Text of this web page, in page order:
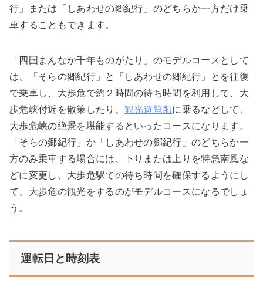
行」または「しあわせの郷紀行」のどちらか一方だけ乗
車することもできます。
「四国まんなか千年ものがたり」のモデルコースとして
は、「そらの郷紀行」と「しあわせの郷紀行」とを往復
で乗車し、大歩危で約２時間の待ち時間を利用して、大
歩危峡付近を散策したり、 観光遊覧船に乗るなどして、
大歩危峡の絶景を堪能するといったコースになります。
「そらの郷紀行」か「しあわせの郷紀行」のどちらか一
方のみ乗車する場合には、下りまたは上りを特急南風な
どに変更し、大歩危駅での待ち時間を確保するようにし
て、大歩危の観光をするのがモデルコースになるでしょ
う。
運転日と時刻表